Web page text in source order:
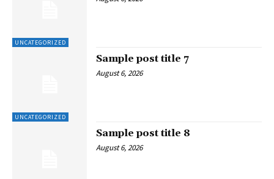
UNCATEGORIZED
UNCATEGORIZED
Sample post title 7
August 6, 2026
Sample post title 8
August 6, 2026